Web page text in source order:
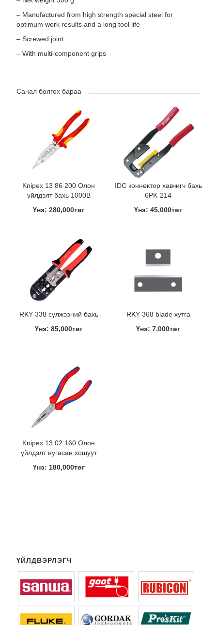
– Manufactured from high strength special steel for
optimum work results and a long tool life
– Screwed joint
– With multi-component grips
Санал болгох бараа
Knipex 13 86 200 Олон
үйлдэлт бахь 1000В
Үнэ: 280,000төг
IDC коннектор хавчигч бахь
6PK-214
Үнэ: 45,000төг
RKY-338 сүлжээний бахь
Үнэ: 85,000төг
RKY-368 blade хутга
Үнэ: 7,000төг
Knipex 13 02 160 Олон
үйлдэлт нугасан хошуут
Үнэ: 180,000төг
ҮЙЛДВЭРЛЭГЧ